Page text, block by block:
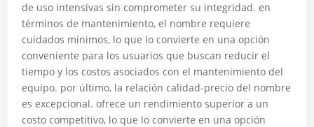
de uso intensivas sin comprometer su integridad. en
términos de mantenimiento, el nombre requiere
cuidados mínimos, lo que lo convierte en una opción
conveniente para los usuarios que buscan reducir el
tiempo y los costos asociados con el mantenimiento del
equipo. por último, la relación calidad-precio del nombre
es excepcional. ofrece un rendimiento superior a un
costo competitivo, lo que lo convierte en una opción